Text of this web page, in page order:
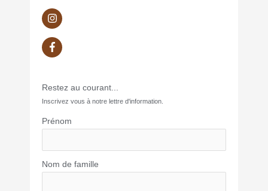
Restez au courant...
Inscrivez vous à notre lettre d'information.
Prénom
Nom de famille